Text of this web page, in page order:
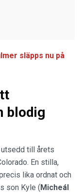
släpps nu på
blodig
till årets
En stilla,
lika ordnat och
son Kyle ( Micheál